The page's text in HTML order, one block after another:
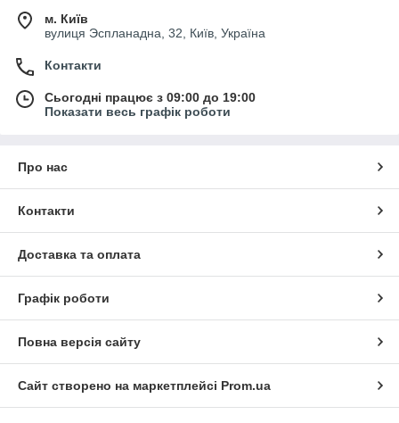
м. Київ
вулиця Эспланадна, 32, Київ, Україна
Контакти
Сьогодні працює з 09:00 до 19:00
Показати весь графік роботи
Про нас
Контакти
Доставка та оплата
Графік роботи
Повна версія сайту
Сайт створено на маркетплейсі Prom.ua